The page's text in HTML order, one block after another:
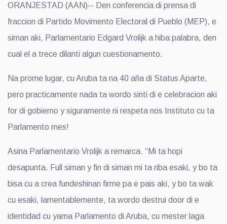
ORANJESTAD (AAN)-- Den conferencia di prensa di
fraccion di Partido Movimento Electoral di Pueblo (MEP), e
siman aki, Parlamentario Edgard Vrolijk a hiba palabra, den
cual el a trece dilanti algun cuestionamento.
Na prome lugar, cu Aruba ta na 40 aña di Status Aparte,
pero practicamente nada ta wordo sinti di e celebracion aki
for di gobierno y siguramente ni respeta nos Instituto cu ta
Parlamento mes!
Asina Parlamentario Vrolijk a remarca. “Mi ta hopi
desapunta. Full siman y fin di siman mi ta riba esaki, y bo ta
bisa cu a crea fundeshinan firme pa e pais aki, y bo ta wak
cu esaki, lamentablemente, ta wordo destrui door di e
identidad cu yama Parlamento di Aruba, cu mester laga